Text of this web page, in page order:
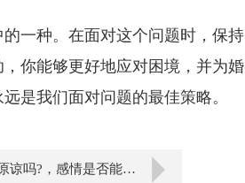
一种。在面对这个问题时，保持
你能够更好地应对困境，并为婚
是我们面对问题的最佳策略。
出轨的妻子老婆能真心原谅吗?，感情是否能重建？